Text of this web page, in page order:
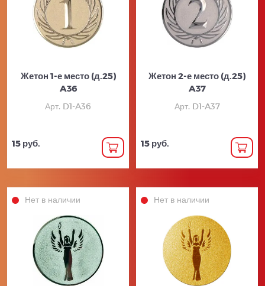
Жетон 1-е место (д.25)
A36
Арт. D1-A36
15 руб.
Жетон 2-е место (д.25)
A37
Арт. D1-A37
15 руб.
Нет в наличии Нет в наличии